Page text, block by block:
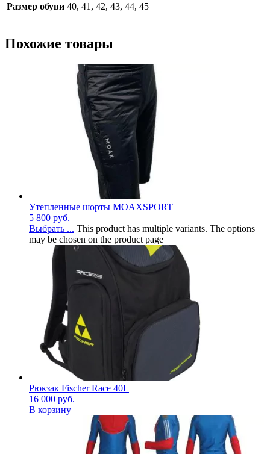
Размер обуви 40, 41, 42, 43, 44, 45
Похожие товары
Утепленные шорты MOAXSPORT
5 800 руб.
Выбрать ... This product has multiple variants. The options
may be chosen on the product page
Рюкзак Fischer Race 40L
16 000 руб.
В корзину